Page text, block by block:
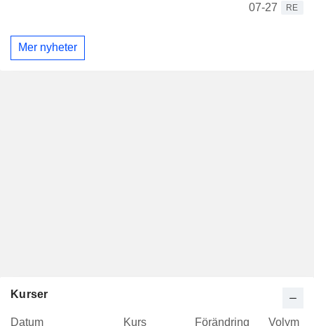
07-27
RE
Mer nyheter
Kurser
Datum Kurs Förändring Volym